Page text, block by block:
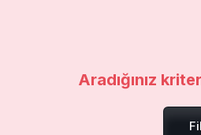
Aradığınız